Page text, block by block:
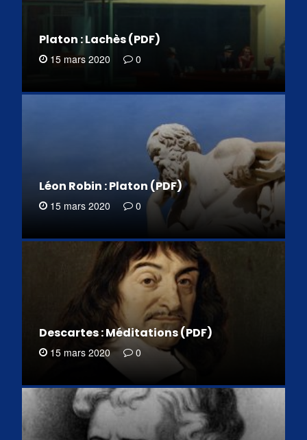
Platon : Lachès (PDF)
15 mars 2020 0
Léon Robin : Platon (PDF)
15 mars 2020 0
Descartes : Méditations (PDF)
15 mars 2020 0